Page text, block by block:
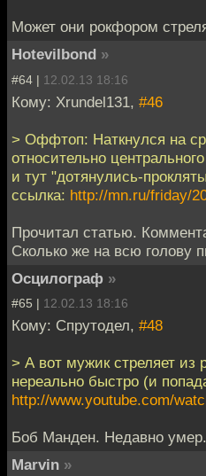
Может они рокфором
Hotevilbond »
#64 | 12.02.13 18:16
Кому: Xrundel131, #46
> Оффтоп: Наткнулся на
относительно
и тут "дотянулись-
ссылка: http://mn.ru/friday/
Прочитал статью.
Сколько же на всю голову
Осцилограф »
#65 | 12.02.13 18:16
Кому: Спрутодел, #48
> А вот мужик стреляет из
нереально быстро (и
http://www.youtube.com/
Боб Манден. Недавно умер.
Marvin »